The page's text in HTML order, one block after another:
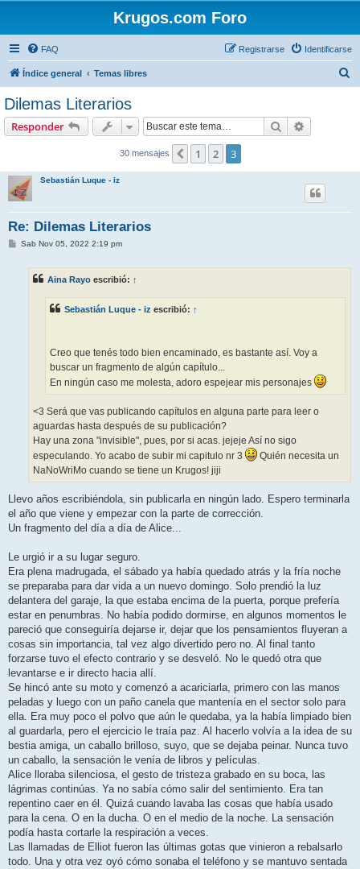
Krugos.com Foro
FAQ Identificarse
Registrarse
Índice general Temas libres
Dilemas Literarios
Responder Buscar
30 mensajes Anterior
1 2 3
Sebastián Luque - iz
Re: Dilemas Literarios
MSab Nov 05, 2022 2:19 pm
Aina Rayo escribió: ↑
Sebastián Luque - iz escribió: ↑
Creo que tenés todo bien encaminado, es bastante así. Voy a
buscar un fragmento de algún capítulo...
En ningún caso me molesta, adoro espejear mis personajes
<3 Será que vas publicando capítulos en alguna parte para leer o
aguardas hasta después de su publicación?
Hay una zona "invisible", pues, por si acas. jejeje Así no sigo
especulando. Yo acabo de subir mi capitulo nr 3
Quién necesita un
NaNoWriMo cuando se tiene un Krugos! jiji
Llevo años escribiéndola, sin publicarla en ningún lado. Espero terminarla
el año que viene y empezar con la parte de corrección.
Un fragmento del día a día de Alice...
Le urgió ir a su lugar seguro.
Era plena madrugada, el sábado ya había quedado atrás y la fría noche
se preparaba para dar vida a un nuevo domingo. Solo prendió la luz
delantera del garaje, la que estaba encima de la puerta, porque prefería
estar en penumbras. No había podido dormirse, en algunos momentos le
pareció que conseguiría dejarse ir, dejar que los pensamientos fluyeran a
cosas sin importancia, tal vez algo divertido pero no. Al final tanto
forzarse tuvo el efecto contrario y se desveló. No le quedó otra que
levantarse e ir directo hacia allí.
Se hincó ante su moto y comenzó a acariciarla, primero con las manos
peladas y luego con un paño canela que mantenía en el sector solo para
ella. Era muy poco el polvo que aún le quedaba, ya la había limpiado bien
al guardarla, pero el ejercicio le traía paz. Al hacerlo volvía a la idea de su
bestia amiga, un caballo brilloso, suyo, que se dejaba peinar. Nunca tuvo
un caballo, la sensación le venía de libros y películas.
Alice lloraba silenciosa, el gesto de tristeza grabado en su boca, las
lágrimas continúas. Ya no sabía cómo salir del sentimiento. Era tan
repentino caer en él. Quizá cuando lavaba las cosas que había usado
para la cena. O en la ducha. O en el medio de la noche. La sensación
podía hasta cortarle la respiración a veces.
Las llamadas de Elliot fueron las últimas gotas que vinieron a rebalsarlo
todo. Una y otra vez oyó cómo sonaba el teléfono y se mantuvo sentada